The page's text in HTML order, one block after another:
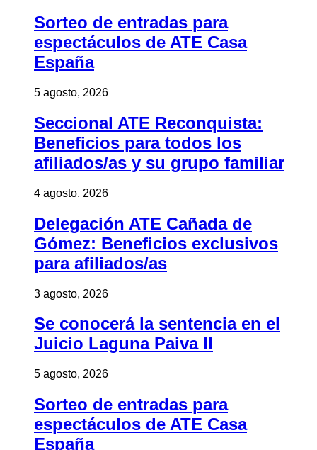
Sorteo de entradas para
espectáculos de ATE Casa
España
5 agosto, 2026
Seccional ATE Reconquista:
Beneficios para todos los
afiliados/as y su grupo familiar
4 agosto, 2026
Delegación ATE Cañada de
Gómez: Beneficios exclusivos
para afiliados/as
3 agosto, 2026
Se conocerá la sentencia en el
Juicio Laguna Paiva II
5 agosto, 2026
Sorteo de entradas para
espectáculos de ATE Casa
España